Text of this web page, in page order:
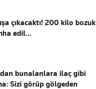
çıkacaktı! 200 kilo bozuk
edil...
bunalanlara ilaç gibi
Sizi görüp gölgeden